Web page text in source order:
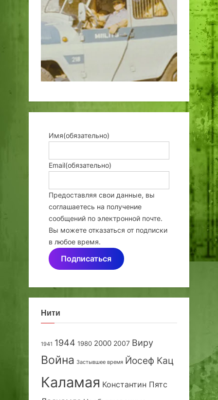
Имя(обязательно)
Email(обязательно)
Предоставляя свои данные, вы
соглашаетесь на получение
сообщений по электронной почте.
Вы можете отказаться от подписки
в любое время.
Подписаться
Нити
1941 1944 1980 2000 2007 Виру
Война Застывшее время Йосеф Кац
Каламая Константин Пятс